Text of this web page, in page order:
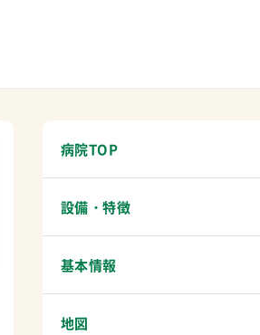
病院TOP
設備・特徴
基本情報
地図